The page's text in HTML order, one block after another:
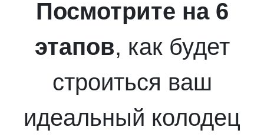
Посмотрите на 6
этапов, как будет
строиться ваш
идеальный колодец